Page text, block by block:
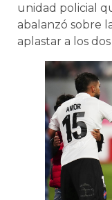
unidad policial
abalanzó sobre
aplastar a los